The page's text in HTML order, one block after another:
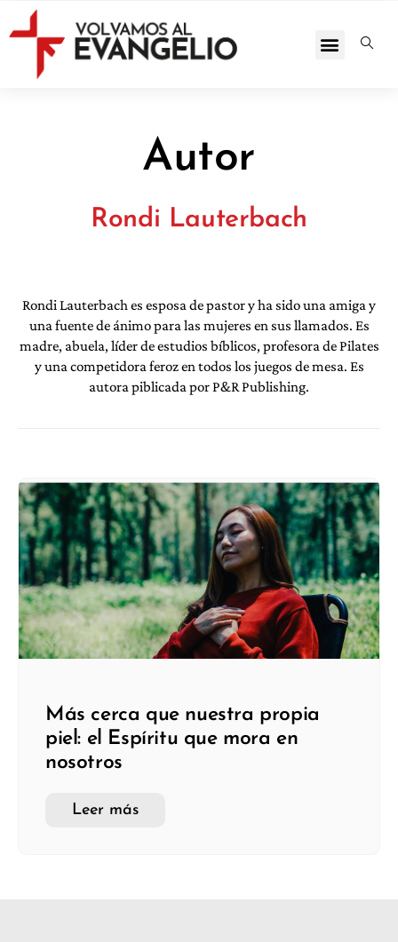
Autor
Rondi Lauterbach
Rondi Lauterbach es esposa de pastor y ha sido una amiga y
una fuente de ánimo para las mujeres en sus llamados. Es
madre, abuela, líder de estudios bíblicos, profesora de Pilates
y una competidora feroz en todos los juegos de mesa. Es
autora piblicada por P&R Publishing.
Más cerca que nuestra propia
piel: el Espíritu que mora en
nosotros
Leer más